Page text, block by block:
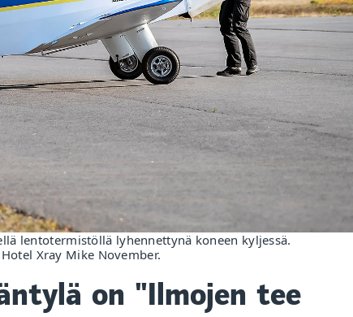
lentotermistöllä lyhennettynä koneen kyljessä.
Xray Mike November.
on "Ilmojen tee